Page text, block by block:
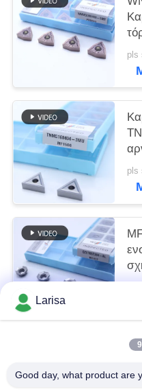
pls
pls
Larisa
Good day, what product are